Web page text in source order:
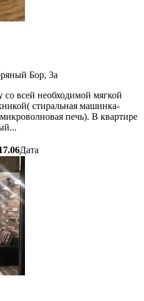
Бор, 3а
всей необходимой мягкой
стиральная машинка-
печь). В квартире
Дата